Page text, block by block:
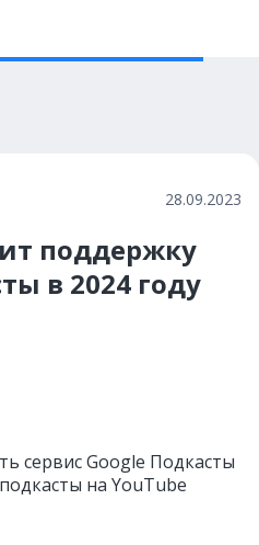
28.09.2023
поддержку
в 2024 году
сервис Google Подкасты
на YouTube